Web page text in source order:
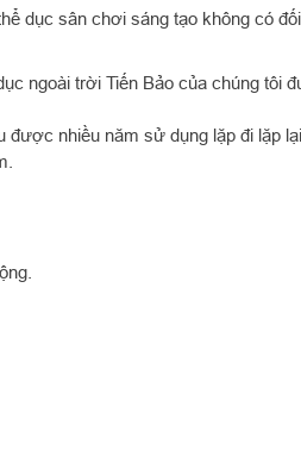
dục sân chơi sáng tạo không có
ngoài trời Tiến Bảo của chúng tôi
nhiều năm sử dụng lặp đi lặp